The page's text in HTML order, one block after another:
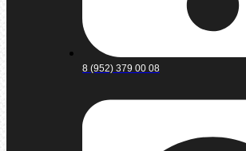
8 (952) 379 00 08